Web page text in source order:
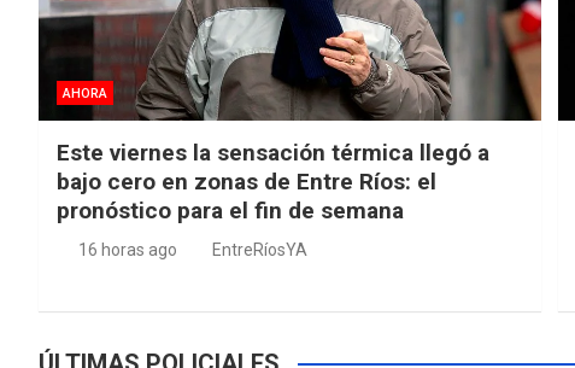
AHORA
Este viernes la sensación térmica llegó a
bajo cero en zonas de Entre Ríos: el
pronóstico para el fin de semana
16 horas ago EntreRíosYA